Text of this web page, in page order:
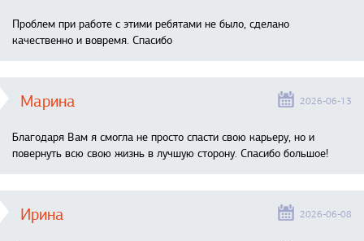
Проблем при работе с этими ребятами не было, сделано
качественно и вовремя. Спасибо
Марина 2026-06-13
Благодаря Вам я смогла не просто спасти свою карьеру, но и
повернуть всю свою жизнь в лучшую сторону. Спасибо большое!
Ирина 2026-06-08